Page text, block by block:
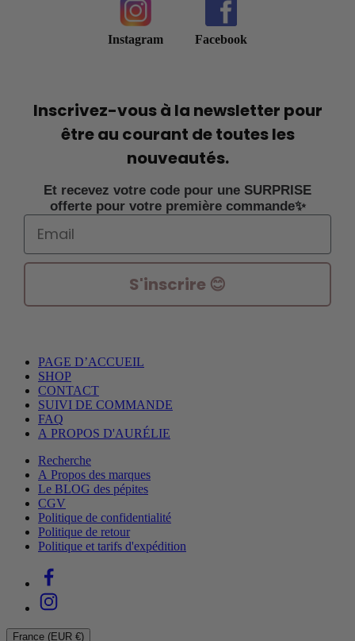
Instagram Facebook
Inscrivez-vous à la newsletter pour
être au courant de toutes les
nouveautés.
Et recevez votre code pour une SURPRISE
offerte pour votre première commande✨
Email
S'inscrire 😊
PAGE D’ACCUEIL
SHOP
CONTACT
SUIVI DE COMMANDE
FAQ
A PROPOS D'AURÉLIE
Recherche
A Propos des marques
Le BLOG des pépites
CGV
Politique de confidentialité
Politique de retour
Politique et tarifs d'expédition
France (EUR €)